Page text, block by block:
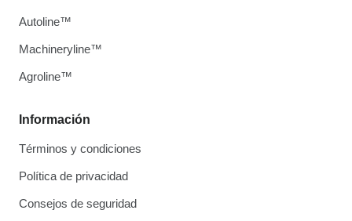
Información
Términos y condiciones
Política de privacidad
Consejos de seguridad
Autoline™
Machineryline™
Agroline™